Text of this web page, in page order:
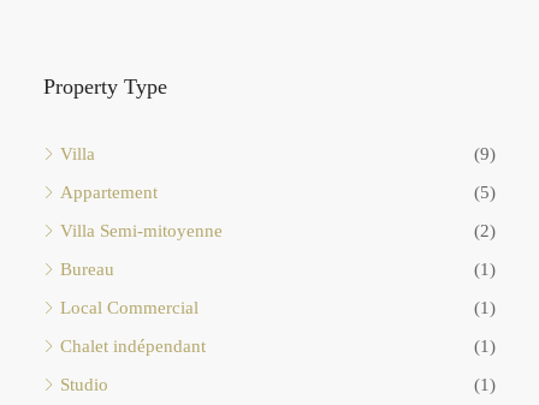
Property Type
Villa
(9)
Appartement
(5)
Villa Semi-mitoyenne
(2)
Bureau
(1)
Local Commercial
(1)
Chalet indépendant
(1)
Studio
(1)